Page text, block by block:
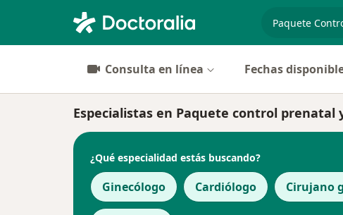
Consulta en línea Fechas
Especialistas en Paquete control
¿Qué especialidad estás buscando?
Ginecólogo Cardiólogo Cirujano